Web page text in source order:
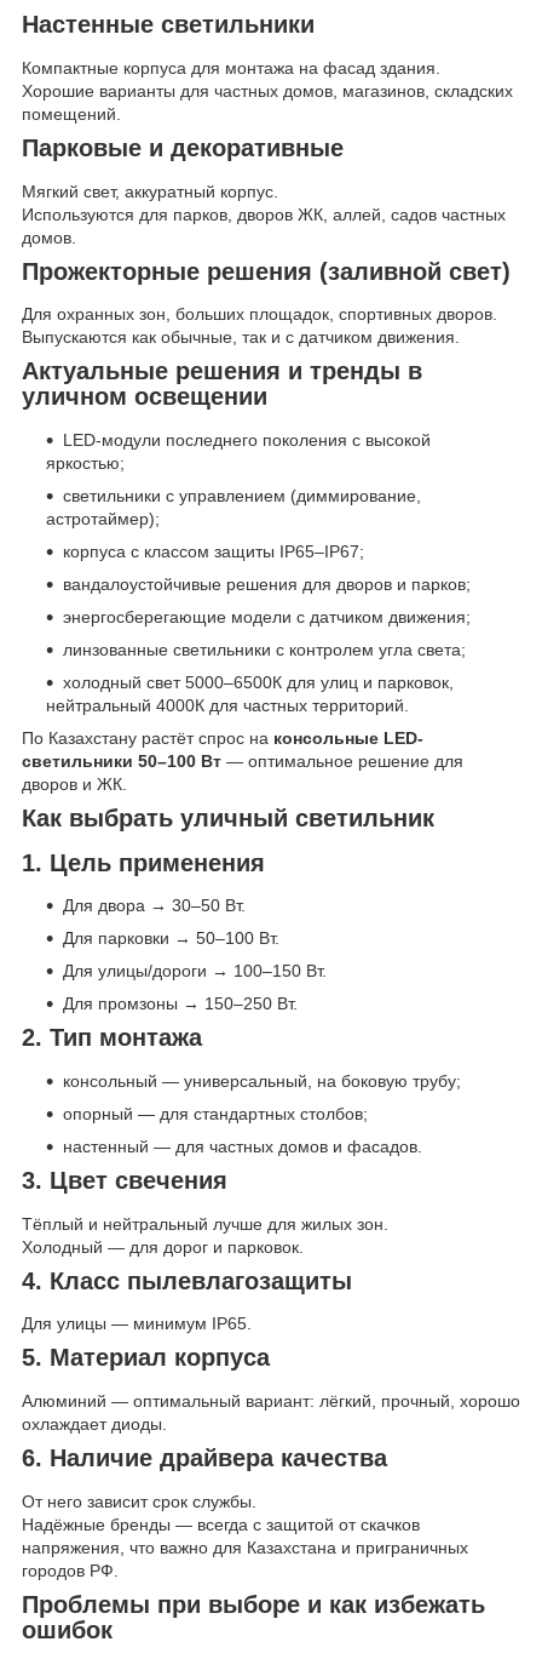
Настенные светильники
Компактные корпуса для монтажа на фасад здания.
Хорошие варианты для частных домов, магазинов, складских
помещений.
Парковые и декоративные
Мягкий свет, аккуратный корпус.
Используются для парков, дворов ЖК, аллей, садов частных
домов.
Прожекторные решения (заливной свет)
Для охранных зон, больших площадок, спортивных дворов.
Выпускаются как обычные, так и с датчиком движения.
Актуальные решения и тренды в
уличном освещении
LED-модули последнего поколения с высокой
яркостью;
светильники с управлением (диммирование,
астротаймер);
корпуса с классом защиты IP65–IP67;
вандалоустойчивые решения для дворов и парков;
энергосберегающие модели с датчиком движения;
линзованные светильники с контролем угла света;
холодный свет 5000–6500К для улиц и парковок,
нейтральный 4000К для частных территорий.
По Казахстану растёт спрос на консольные LED-
светильники 50–100 Вт — оптимальное решение для
дворов и ЖК.
Как выбрать уличный светильник
1. Цель применения
Для двора → 30–50 Вт.
Для парковки → 50–100 Вт.
Для улицы/дороги → 100–150 Вт.
Для промзоны → 150–250 Вт.
2. Тип монтажа
консольный — универсальный, на боковую трубу;
опорный — для стандартных столбов;
настенный — для частных домов и фасадов.
3. Цвет свечения
Тёплый и нейтральный лучше для жилых зон.
Холодный — для дорог и парковок.
4. Класс пылевлагозащиты
Для улицы — минимум IP65.
5. Материал корпуса
Алюминий — оптимальный вариант: лёгкий, прочный, хорошо
охлаждает диоды.
6. Наличие драйвера качества
От него зависит срок службы.
Надёжные бренды — всегда с защитой от скачков
напряжения, что важно для Казахстана и приграничных
городов РФ.
Проблемы при выборе и как избежать
ошибок